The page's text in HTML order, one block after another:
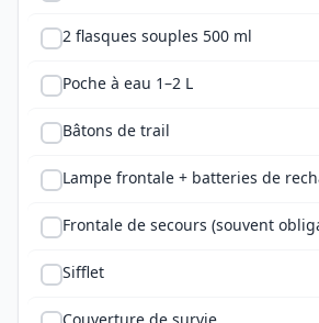
2 flasques souples 500 ml
Poche à eau 1–2 L
Bâtons de trail
Lampe frontale + batteries de
Frontale de secours (souvent
Sifflet